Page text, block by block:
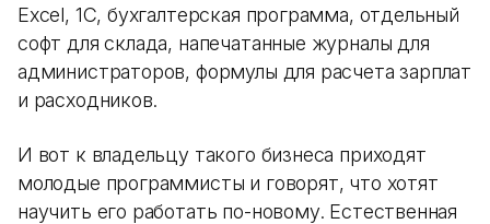
Excel, 1С, бухгалтерская программа, отдельный
софт для склада, напечатанные журналы для
администраторов, формулы для расчета зарплат
и расходников.
И вот к владельцу такого бизнеса приходят
молодые программисты и говорят, что хотят
научить его работать по-новому. Естественная